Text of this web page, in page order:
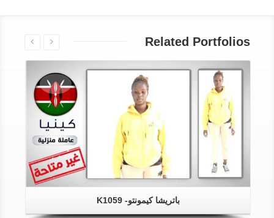
Related Portfolios
باتريشا كيمونتو- K1059